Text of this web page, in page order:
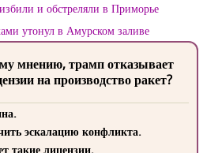
и обстреляли в Приморье
утонул в Амурском заливе
мнению, трамп отказывает
на производство ракет?
эскалацию конфликта.
такие лицензии.